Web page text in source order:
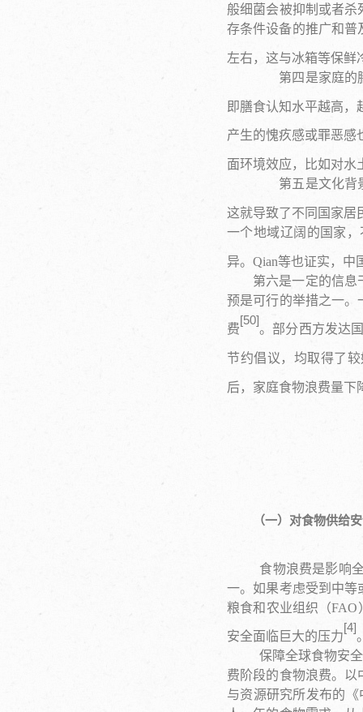
般细菌会被抑制或者杀
存条件设备的推广和普
左右，这与冰箱等保鲜
第四是家庭的膳
即膳食认知水平越高
产生的愧疚感或罪恶感
面环境效应，比如对水
第五是文化背景
这就导致了不同国家居
一个地域辽阔的国家
异。Qian等也证实，中
第六是一定的信息
预是可行的举措之一。
费
[50]
。部分西方发达
节约倡议，均取得了
后，家庭食物浪费量下
（一）对食物供给
食物浪费是影响
一。如果考虑受到中等
粮食和农业组织（FAO
安全面临巨大的压力
[4]
保障全球食物安
费阶段的食物浪费。以
与资源研究所发布的《